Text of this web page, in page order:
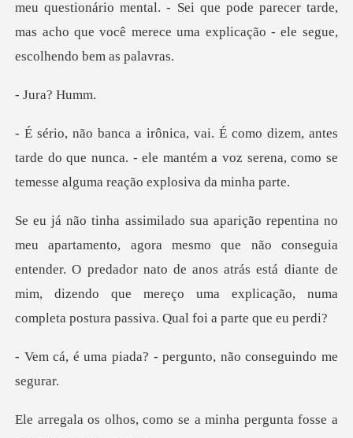
meu questionário mental. - Sei que pode parecer tarde
ra?
tes
tarde do que nunca. - ele mantém a voz serena, co
ue não conseguia
entender. O predador nato de anos atrás está diante de
mim, dizendo q
a? - pergunto, não c
o se a minha pergunta foss